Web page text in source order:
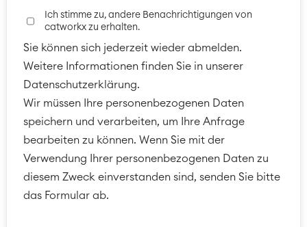
Ich stimme zu, andere Benachrichtigungen von
catworkx zu erhalten.
Sie können sich jederzeit wieder abmelden.
Weitere Informationen finden Sie in unserer
Datenschutzerklärung.
Wir müssen Ihre personenbezogenen Daten
speichern und verarbeiten, um Ihre Anfrage
bearbeiten zu können. Wenn Sie mit der
Verwendung Ihrer personenbezogenen Daten zu
diesem Zweck einverstanden sind, senden Sie bitte
das Formular ab.